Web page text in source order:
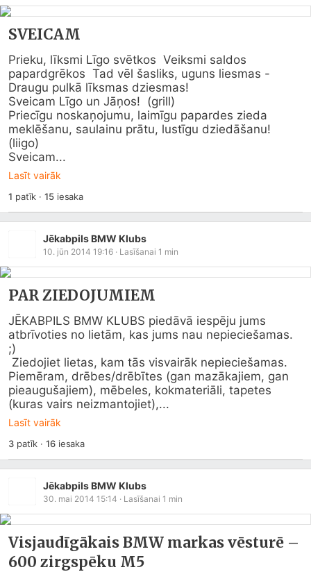
SVEICAM
Prieku, līksmi Līgo svētkos  Veiksmi saldos
papardgrēkos  Tad vēl šasliks, uguns liesmas -
Draugu pulkā līksmas dziesmas!
Sveicam Līgo un Jāņos!  (grill)
Priecīgu noskaņojumu, laimīgu papardes zieda
meklēšanu, saulainu prātu, lustīgu dziedāšanu!
(liigo)
Sveicam...
Lasīt vairāk
1 patīk ·15iesaka
Jēkabpils BMW Klubs
10. jūn 2014 19:16 · Lasīšanai 1 min
PAR ZIEDOJUMIEM
JĒKABPILS BMW KLUBS piedāvā iespēju jums
atbrīvoties no lietām, kas jums nau nepieciešamas.
;)
Piemēram, drēbes/drēbītes (gan mazākajiem, gan
pieaugušajiem), mēbeles, kokmateriāli, tapetes
(kuras vairs neizmantojiet),...
Lasīt vairāk
3patīk ·16iesaka
Jēkabpils BMW Klubs
30. mai 2014 15:14 · Lasīšanai 1 min
Visjaudīgākais BMW markas vēsturē –
600 zirgspēku M5